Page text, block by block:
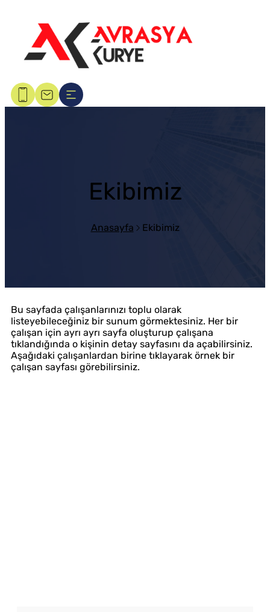
Ekibimiz
Anasayfa Ekibimiz
Bu sayfada çalışanlarınızı toplu olarak
listeyebileceğiniz bir sunum görmektesiniz. Her bir
çalışan için ayrı ayrı sayfa oluşturup çalışana
tıklandığında o kişinin detay sayfasını da açabilirsiniz.
Aşağıdaki çalışanlardan birine tıklayarak örnek bir
çalışan sayfası görebilirsiniz.